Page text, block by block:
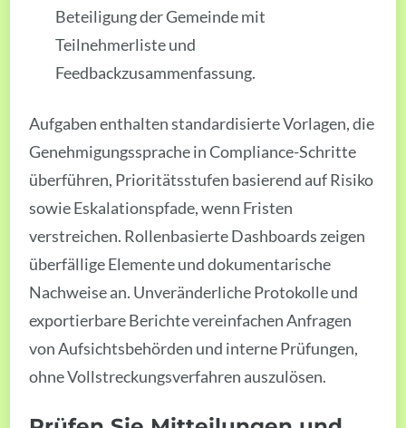
Beteiligung der Gemeinde mit
Teilnehmerliste und
Feedbackzusammenfassung.
Aufgaben enthalten standardisierte Vorlagen, die
Genehmigungssprache in Compliance-Schritte
überführen, Prioritätsstufen basierend auf Risiko
sowie Eskalationspfade, wenn Fristen
verstreichen. Rollenbasierte Dashboards zeigen
überfällige Elemente und dokumentarische
Nachweise an. Unveränderliche Protokolle und
exportierbare Berichte vereinfachen Anfragen
von Aufsichtsbehörden und interne Prüfungen,
ohne Vollstreckungsverfahren auszulösen.